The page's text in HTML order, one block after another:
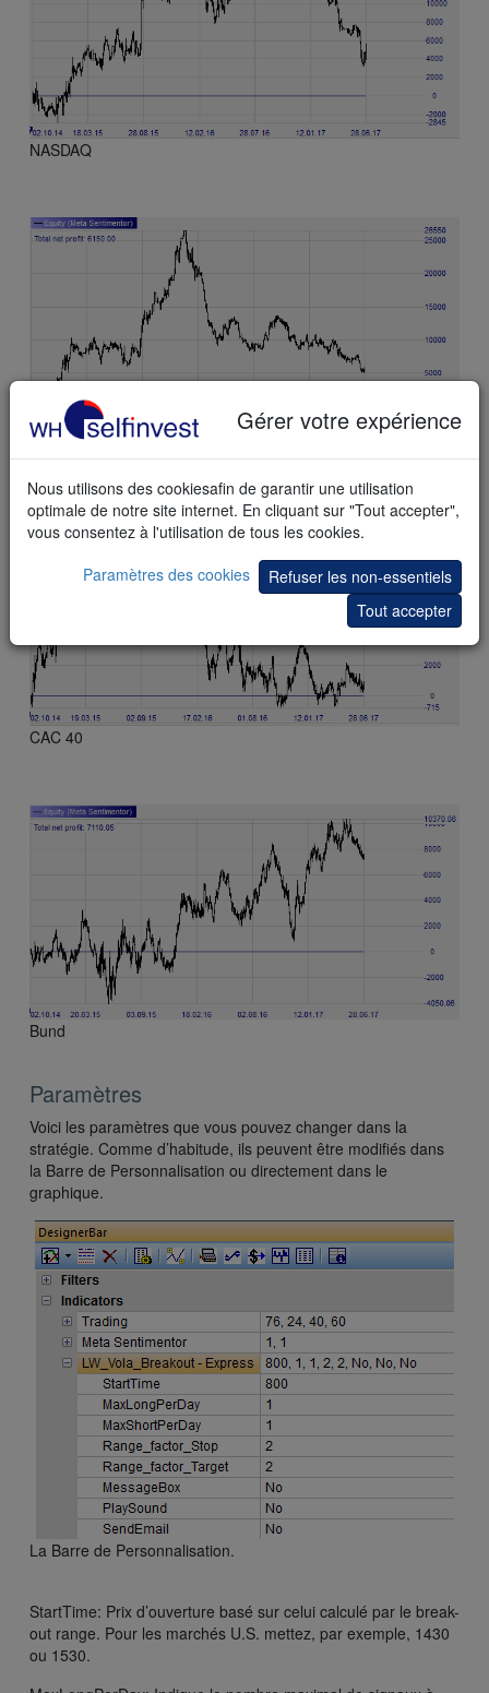
NASDAQ
S&P 500
CAC 40
Bund
Paramètres
Voici les paramètres que vous pouvez changer dans la
stratégie. Comme d’habitude, ils peuvent être modifiés dans
la Barre de Personnalisation ou directement dans le
graphique.
La Barre de Personnalisation.
StartTime: Prix d’ouverture basé sur celui calculé par le break-
out range. Pour les marchés U.S. mettez, par exemple, 1430
ou 1530.
Gérer votre expérience
Nous utilisons des cookiesafin de garantir une utilisation
optimale de notre site internet. En cliquant sur "Tout accepter",
vous consentez à l'utilisation de tous les cookies.
Paramètres des cookies
Refuser les non-essentiels
Tout accepter